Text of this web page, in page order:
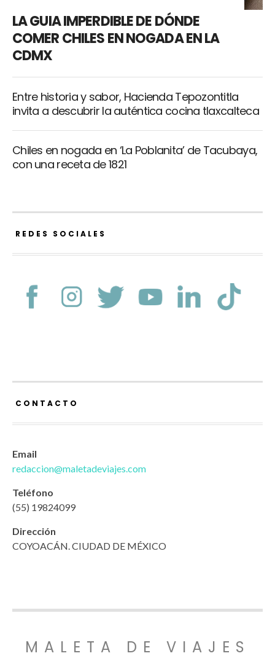
LA GUIA IMPERDIBLE DE DÓNDE
COMER CHILES EN NOGADA EN LA
CDMX
Entre historia y sabor, Hacienda Tepozontitla
invita a descubrir la auténtica cocina tlaxcalteca
Chiles en nogada en ‘La Poblanita’ de Tacubaya,
con una receta de 1821
REDES SOCIALES
CONTACTO
Email
redaccion@maletadeviajes.com
Teléfono
(55) 19824099
Dirección
COYOACÁN. CIUDAD DE MÉXICO
MALETA DE VIAJES